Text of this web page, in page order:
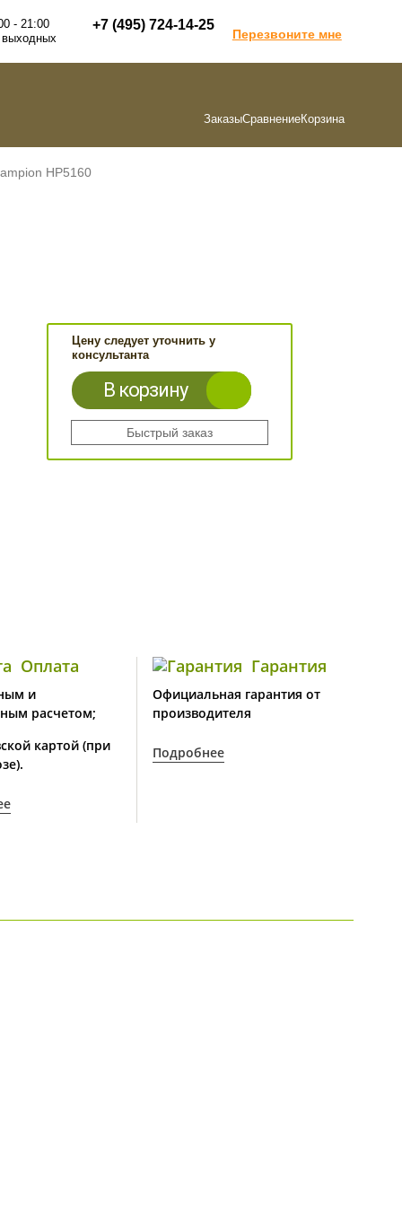
- 21:00
выходных
+7 (495) 724-14-25
Перезвоните мне
ЗаказыСравнениеКорзина
HP5160
Цену следует уточнить у
консультанта
В корзину
Быстрый заказ
Оплата
и
расчетом;
картой (при
Гарантия
Официальная гарантия от
производителя
Подробнее